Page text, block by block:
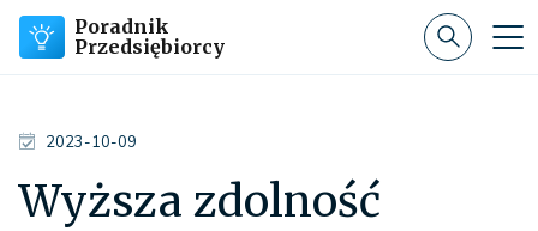
Poradnik
Przedsiębiorcy
2023-10-09
Wyższa zdolność